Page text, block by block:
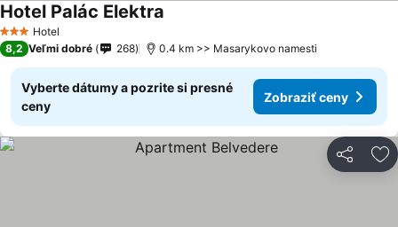
3 Počet hviezdičiek
Hotel
Hotel Palác Elektra
8,2 Veľmi dobré 268 0.4 km >> Masarykovo namesti
Vyberte dátumy a pozrite si presné
ceny
Zobraziť ceny
Zdieľať